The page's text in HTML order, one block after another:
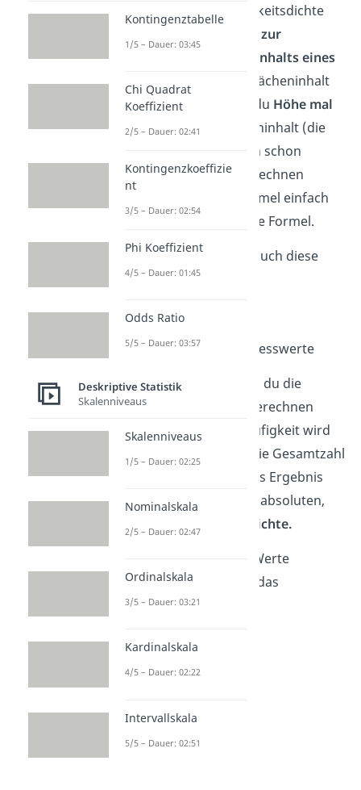
Die Formel für die Häufigkeitsdichte
Formel zur
Berechnung des Flächeninhalts eines
Rechtecks
her. Um den Flächeninhalt
zu bestimmen, rechnest du Höhe mal
Breite.Da wir den Flächeninhalt (die
Klassenhäufigkeit) jedoch schon
kennen und die Höhe berechnen
wollen, stellen wir die Formel einfach
um und erhalten die obige Formel.
Manchmal begegnet dir auch diese
Formel:
mit
: Gesamtzahl der Messwerte
Sie wird verwendet, wenn du die
relativen Häufigkeiten
berechnen
möchtest. Die Klassenhäufigkeit wird
deshalb nochmal durch die Gesamtzahl
der Nennungen geteilt. Als Ergebnis
erhältst du also, statt der absoluten,
relative Häufigkeitsdichte.
Wenn du schließlich alle Werte
ermittelt hast, kannst du das
Histogramm zeichnen.
Kontingenztabelle
1/5 – Dauer: 03:45
Chi Quadrat
Koeffizient
2/5 – Dauer: 02:41
Kontingenzkoeffizie
nt
3/5 – Dauer: 02:54
Phi Koeffizient
4/5 – Dauer: 01:45
Odds Ratio
5/5 – Dauer: 03:57
Deskriptive Statistik
Skalenniveaus
Skalenniveaus
1/5 – Dauer: 02:25
Nominalskala
2/5 – Dauer: 02:47
Ordinalskala
3/5 – Dauer: 03:21
Kardinalskala
4/5 – Dauer: 02:22
Intervallskala
5/5 – Dauer: 02:51